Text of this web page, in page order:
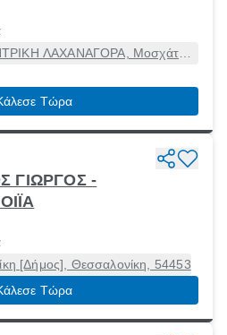
ΛΑΧΑΝΑΓΟΡΑ, Μοσχάτο,
Τώρα
ΓΙΩΡΓΟΣ -
[Δήμος], Θεσσαλονίκη, 54453
Τώρα